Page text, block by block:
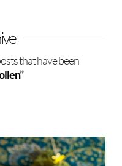
that have been